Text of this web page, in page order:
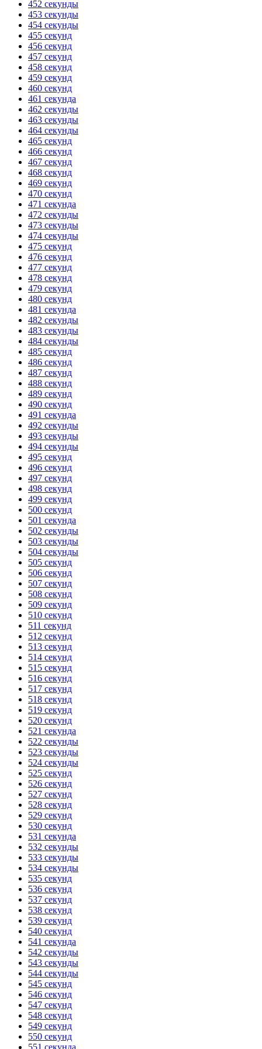
452 секунды
453 секунды
454 секунды
455 секунд
456 секунд
457 секунд
458 секунд
459 секунд
460 секунд
461 секунда
462 секунды
463 секунды
464 секунды
465 секунд
466 секунд
467 секунд
468 секунд
469 секунд
470 секунд
471 секунда
472 секунды
473 секунды
474 секунды
475 секунд
476 секунд
477 секунд
478 секунд
479 секунд
480 секунд
481 секунда
482 секунды
483 секунды
484 секунды
485 секунд
486 секунд
487 секунд
488 секунд
489 секунд
490 секунд
491 секунда
492 секунды
493 секунды
494 секунды
495 секунд
496 секунд
497 секунд
498 секунд
499 секунд
500 секунд
501 секунда
502 секунды
503 секунды
504 секунды
505 секунд
506 секунд
507 секунд
508 секунд
509 секунд
510 секунд
511 секунд
512 секунд
513 секунд
514 секунд
515 секунд
516 секунд
517 секунд
518 секунд
519 секунд
520 секунд
521 секунда
522 секунды
523 секунды
524 секунды
525 секунд
526 секунд
527 секунд
528 секунд
529 секунд
530 секунд
531 секунда
532 секунды
533 секунды
534 секунды
535 секунд
536 секунд
537 секунд
538 секунд
539 секунд
540 секунд
541 секунда
542 секунды
543 секунды
544 секунды
545 секунд
546 секунд
547 секунд
548 секунд
549 секунд
550 секунд